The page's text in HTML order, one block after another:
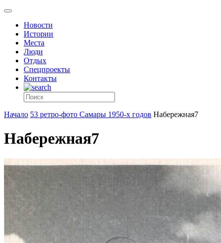
Новости
Истории
Места
Люди
Отдых
Спецпроекты
Контакты
Начало 53 ретро-фото Самары 1950-х годов Набережная7
Набережная7